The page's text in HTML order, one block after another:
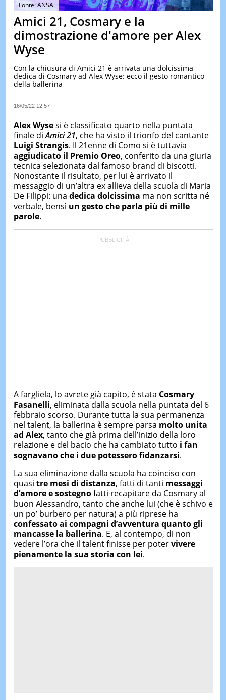
&
TEST
IERI
Fonte: ANSA
Amici 21, Cosmary e la
dimostrazione d'amore per Alex
Wyse
Con la chiusura di Amici 21 è arrivata una dolcissima
dedica di Cosmary ad Alex Wyse: ecco il gesto romantico
della ballerina
16/05/22 12:57
Alex Wysesi è classificato quarto nella puntata
finale diAmici 21, che ha visto il trionfo del cantante
Luigi Strangis. Il 21enne di Como si è tuttavia
aggiudicato il Premio Oreo, conferito da una giuria
tecnica selezionata dal famoso brand di biscotti.
Nonostante il risultato, per lui è arrivato il
messaggio di un’altra ex allieva della scuola di Maria
De Filippi: una dedica dolcissima ma non scritta né
verbale, bensì un gesto che parla più di mille
parole.
A fargliela, lo avrete già capito, è stata Cosmary
Fasanelli, eliminata dalla scuola nella puntata del 6
febbraio scorso. Durante tutta la sua permanenza
nel talent, la ballerina è sempre parsa molto unita
ad Alex, tanto che già prima dell’inizio della loro
relazione e del bacio che ha cambiato tutto i fan
sognavano che i due potessero fidanzarsi.
La sua eliminazione dalla scuola ha coinciso con
quasi tre mesi di distanza, fatti di tanti messaggi
d’amore e sostegnofatti recapitare da Cosmary al
buon Alessandro, tanto che anche lui (che è schivo e
un po’ burbero per natura) a più riprese ha
confessato ai compagni d’avventura quanto gli
mancasse la ballerina. E, al contempo, di non
vedere l’ora che il talent finisse per potervivere
pienamente la sua storia con lei.